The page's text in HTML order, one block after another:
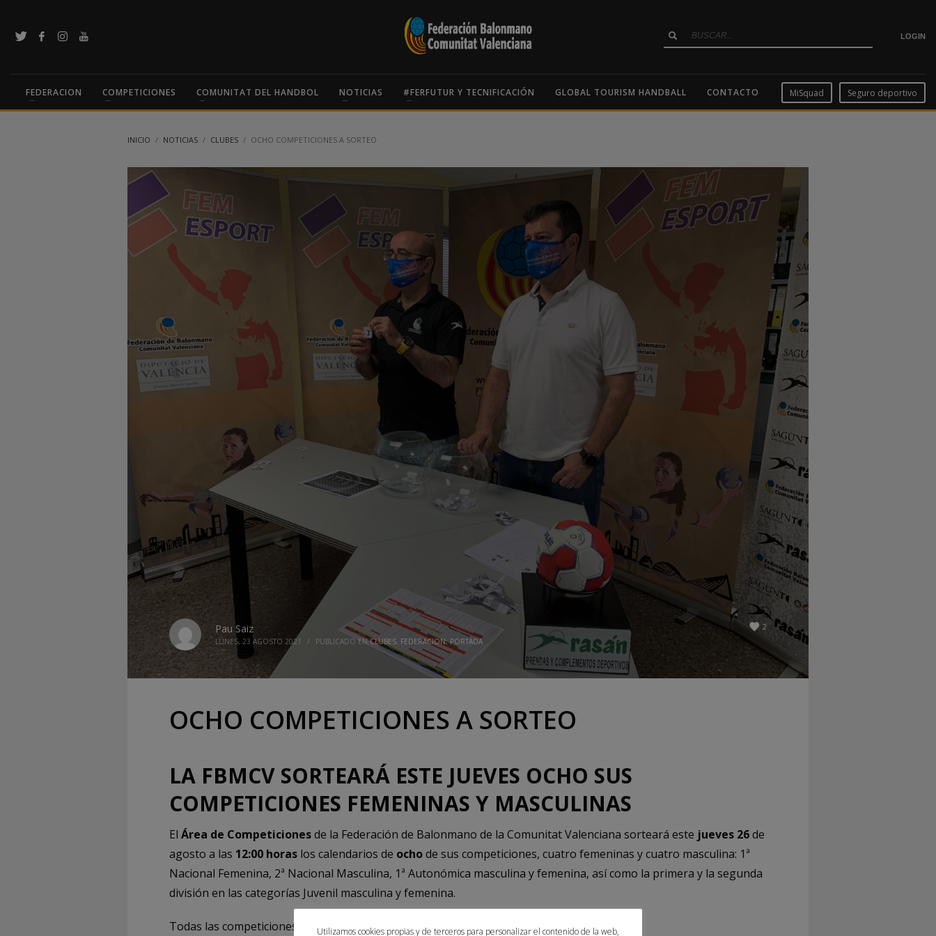
LOGIN
FEDERACION COMPETICIONES COMUNITAT DEL HANDBOL NOTICIAS #FERFUTUR Y TECNIFICACIÓN GLOBAL TOURISM HANDBALL CONTACTO MiSquad Seguro deportivo
INICIO NOTICIAS CLUBES OCHO COMPETICIONES A SORTEO
2
Pau Saiz
LUNES, 23 AGOSTO 2021 / PUBLICADO ENCLUBES, FEDERACION,PORTADA
OCHO COMPETICIONES A SORTEO
LA FBMCV SORTEARÁ ESTE JUEVES OCHO SUS
COMPETICIONES FEMENINAS Y MASCULINAS
El Área de Competicionesde la Federación de Balonmano de la Comunitat Valenciana sorteará este jueves 26de
agosto a las 12:00 horas los calendarios de ochode sus competiciones, cuatro femeninas y cuatro masculina: 1ª
Nacional Femenina, 2ª Nacional Masculina, 1ª Autonómica masculina y femenina, así como la primera y la segunda
división en las categorías Juvenil masculina y femenina.
Todas las competiciones se sortearánen directoa través del canal de Youtube de la
Utilizamos cookies propias y de terceros para personalizar el contenido de la web,